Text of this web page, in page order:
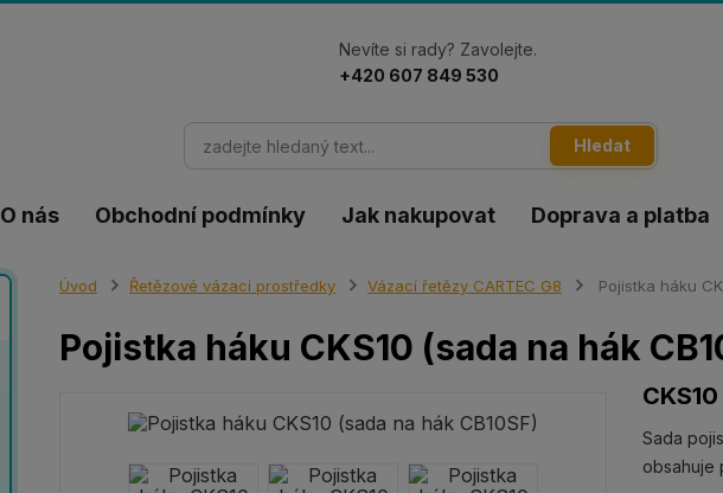
O nás Obchodní podmínky Jak nakupovat Doprava a platba
Hledat
Nevíte si rady? Zavolejte.
+420 607 849 530
Úvod Řetězové vázací prostředky Vázací řetězy CARTEC G8 Pojistka háku
Pojistka háku CKS10 (sada na hák
CKS10
Sada
obsahuje